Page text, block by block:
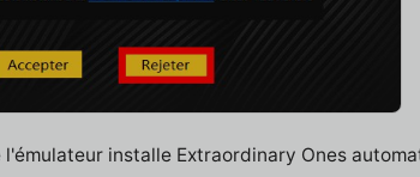
installe Extraordinary Ones